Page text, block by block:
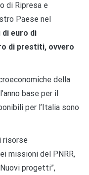
di Ripresa e
Paese nel
di euro di
di prestiti, ovvero
della
base per il
per l’Italia sono
risorse
missioni del PNRR,
progetti”,